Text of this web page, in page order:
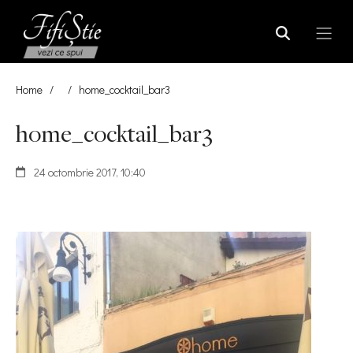
Home / / home_cocktail_bar3
home_cocktail_bar3
24 octombrie 2017, 10:40